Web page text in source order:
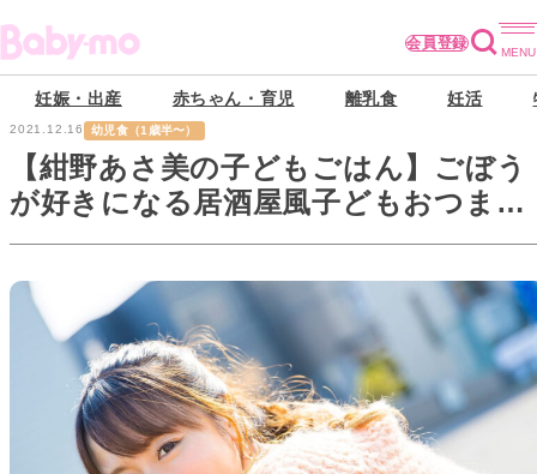
会員登録
妊娠・出産 赤ちゃん・育児 離乳食 妊活
2021.12.16 幼児食（1歳半〜）
【紺野あさ美の子どもごはん】ごぼう
が好きになる居酒屋風子どもおつま
み。そしてクリスマスメニュー